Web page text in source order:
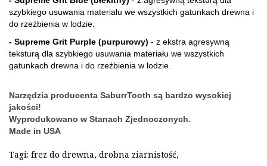
szybkiego usuwania materiału we wszystkich gatunkach drewna i
do rzeźbienia w lodzie.
- Supreme Grit Purple (purpurowy) - z ekstra agresywną
teksturą dla szybkiego usuwania materiału we wszystkich
gatunkach drewna i do rzeźbienia w lodzie.
Narzędzia producenta SaburrTooth są bardzo wysokiej
jakości!
Wyprodukowano w Stanach Zjednoczonych.
Made in USA
Tagi: frez do drewna, drobna ziarnistość,